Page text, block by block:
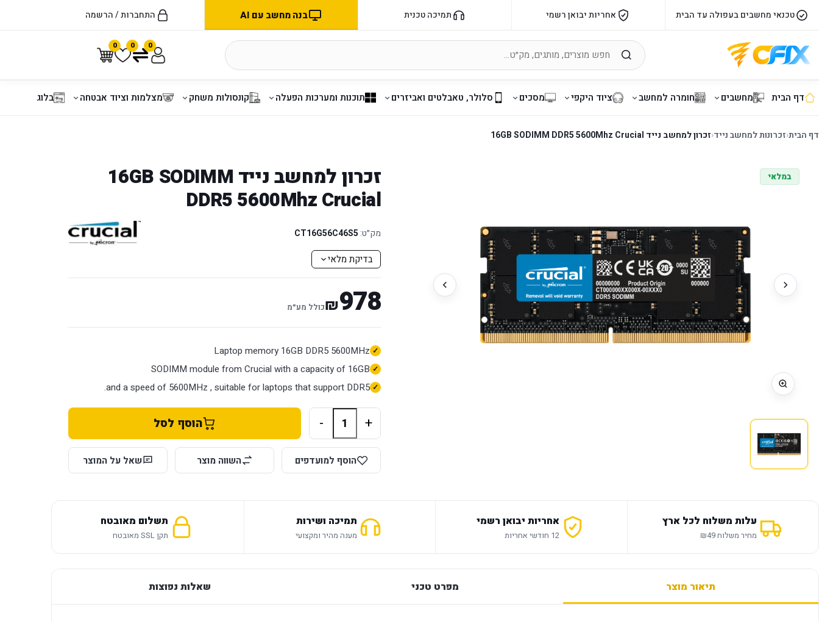
טכנאי מחשבים בעפולה עד הבית אחריות יבואן רשמי תמיכה טכנית בנה מחשב עם AI התחברות / הרשמה
0 0 0
דף הבית מחשבים חומרה למחשב ציוד היקפי מסכים סלולר, טאבלטים ואביזרים תוכנות ומערכות הפעלה קונסולות משחק מצלמות וציוד אבטחה בלוג
דף הבית‹זכרונות למחשב נייד‹זכרון למחשב נייד 16GB SODIMM DDR5 5600Mhz Crucial
במלאי
זכרון למחשב נייד 16GB SODIMM
DDR5 5600Mhz Crucial
מק״ט: CT16G56C46S5
בדיקת מלאי
978
₪כולל מע״מ
Laptop memory 16GB DDR5 5600MHz
SODIMM module from Crucial with a capacity of 16GB
and a speed of 5600MHz , suitable for laptops that support DDR5.
+
- הוסף לסל
הוסף למועדפים השווה מוצר שאל על המוצר
עלות משלוח לכל ארץ
מחיר משלוח ₪49
אחריות יבואן רשמי
12 חודשי אחריות
תמיכה ושירות
מענה מהיר ומקצועי
תשלום מאובטח
תקן SSL מאובטח
תיאור מוצר מפרט טכני שאלות נפוצות